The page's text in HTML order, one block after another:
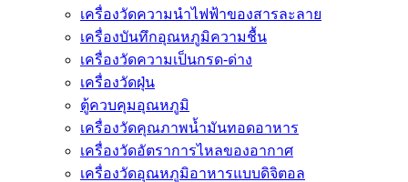
เครื่องวัดความนําไฟฟ้าของสารละลาย
เครื่องบันทึกอุณหภูมิความชื้น
เครื่องวัดความเป็นกรด-ด่าง
เครื่องวัดฝุ่น
ตู้ควบคุมอุณหภูมิ
เครื่องวัดคุณภาพน้ำมันทอดอาหาร
เครื่องวัดอัตราการไหลของอากาศ
เครื่องวัดอุณหภูมิอาหารแบบดิจิตอล